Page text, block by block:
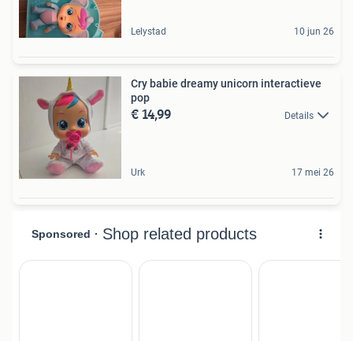
Lelystad 10 jun 26
Cry babie dreamy unicorn interactieve
pop
€ 14,99 Details
Urk 17 mei 26